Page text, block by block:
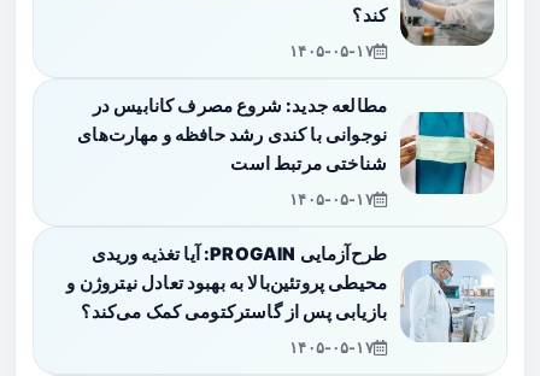
کند؟
۱۴۰۵-۰۵-۱۷
مطالعه جدید: شروع مصرف کانابیس در
نوجوانی با کندی رشد حافظه و مهارت‌های
شناختی مرتبط است
۱۴۰۵-۰۵-۱۷
طرح‌آزمایی PROGAIN: آیا تغذیه وریدی
محیطی پروتئین‌بالا به بهبود تعادل نیتروژن و
بازیابی پس از گاسترکتومی کمک می‌کند؟
۱۴۰۵-۰۵-۱۷